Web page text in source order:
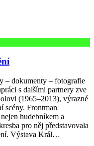
– dokumenty – fotografie
s dalšími partnery zve
(1965–2013), výrazné
scény. Frontman
hudebníkem a
pro něj představovala
Výstava Král…